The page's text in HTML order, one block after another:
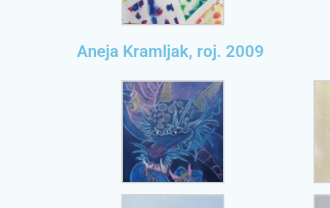
Aneja Kramljak, roj. 2009